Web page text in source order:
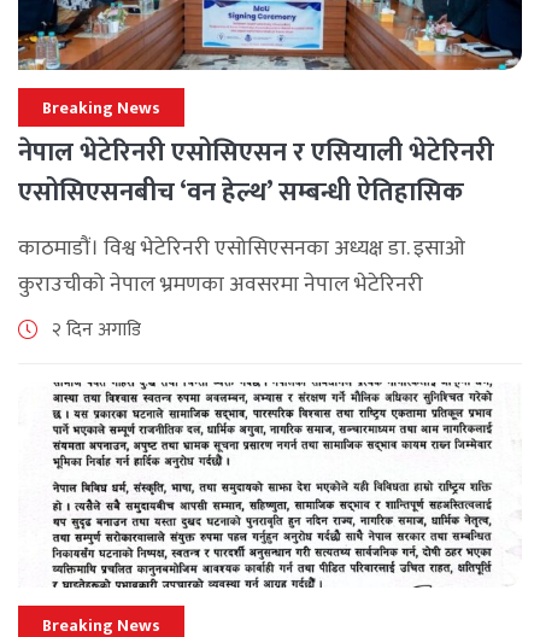
Breaking News
नेपाल भेटेरिनरी एसोसिएसन र एसियाली भेटेरिनरी
एसोसिएसनबीच ‘वन हेल्थ’ सम्बन्धी ऐतिहासिक
समझदारी
काठमाडौं। विश्व भेटेरिनरी एसोसिएसनका अध्यक्ष डा. इसाओ
कुराउचीको नेपाल भ्रमणका अवसरमा नेपाल भेटेरिनरी
एसोसिएसनले अन्तर्राष्ट्रिय सहकार्यलाई नयाँ उचाइमा पुर्‍याउँदै
जनाएको छ। भ्रमणका क्रममा विश्व [...]
२ दिन अगाडि
Breaking News